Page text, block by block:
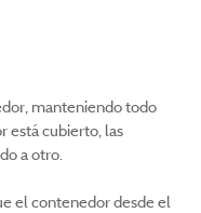
manteniendo todo
está cubierto, las
a otro.
el contenedor desde el